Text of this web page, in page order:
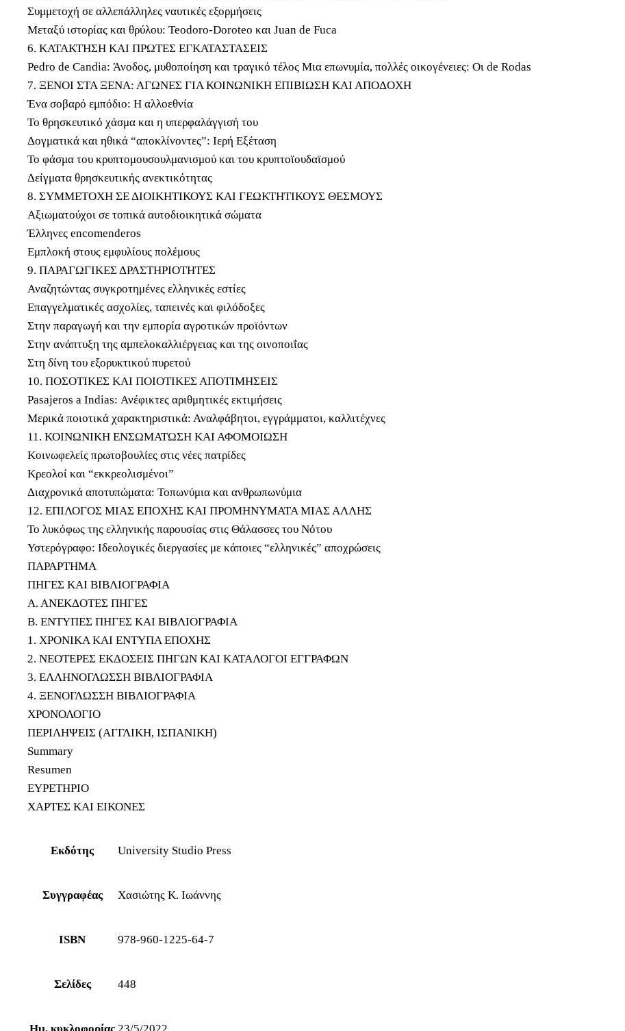
Συμμετοχή σε αλλεπάλληλες ναυτικές εξορμήσεις
Μεταξύ ιστορίας και θρύλου: Teodoro-Doroteo και Juan de Fuca
6. ΚΑΤΑΚΤΗΣΗ ΚΑΙ ΠΡΩΤΕΣ ΕΓΚΑΤΑΣΤΑΣΕΙΣ
Pedro de Candia: Άνοδος, μυθοποίηση και τραγικό τέλος Μια επωνυμία, πολλές οικογένειες: Οι de Rodas
7. ΞΕΝΟΙ ΣΤΑ ΞΕΝΑ: ΑΓΩΝΕΣ ΓΙΑ ΚΟΙΝΩΝΙΚΗ ΕΠΙΒΙΩΣΗ ΚΑΙ ΑΠΟΔΟΧΗ
Ένα σοβαρό εμπόδιο: Η αλλοεθνία
Το θρησκευτικό χάσμα και η υπερφαλάγγισή του
Δογματικά και ηθικά “αποκλίνοντες”: Ιερή Εξέταση
Το φάσμα του κρυπτομουσουλμανισμού και του κρυπτοϊουδαϊσμού
Δείγματα θρησκευτικής ανεκτικότητας
8. ΣΥΜΜΕΤΟΧΗ ΣΕ ΔΙΟΙΚΗΤΙΚΟΥΣ ΚΑΙ ΓΕΩΚΤΗΤΙΚΟΥΣ ΘΕΣΜΟΥΣ
Αξιωματούχοι σε τοπικά αυτοδιοικητικά σώματα
Έλληνες encomenderos
Εμπλοκή στους εμφυλίους πολέμους
9. ΠΑΡΑΓΩΓΙΚΕΣ ΔΡΑΣΤΗΡΙΟΤΗΤΕΣ
Αναζητώντας συγκροτημένες ελληνικές εστίες
Επαγγελματικές ασχολίες, ταπεινές και φιλόδοξες
Στην παραγωγή και την εμπορία αγροτικών προϊόντων
Στην ανάπτυξη της αμπελοκαλλιέργειας και της οινοποιΐας
Στη δίνη του εξορυκτικού πυρετού
10. ΠΟΣΟΤΙΚΕΣ ΚΑΙ ΠΟΙΟΤΙΚΕΣ ΑΠΟΤΙΜΗΣΕΙΣ
Pasajeros a Indias: Ανέφικτες αριθμητικές εκτιμήσεις
Μερικά ποιοτικά χαρακτηριστικά: Αναλφάβητοι, εγγράμματοι, καλλιτέχνες
11. ΚΟΙΝΩΝΙΚΗ ΕΝΣΩΜΑΤΩΣΗ ΚΑΙ ΑΦΟΜΟΙΩΣΗ
Κοινωφελείς πρωτοβουλίες στις νέες πατρίδες
Κρεολοί και “εκκρεολισμένοι”
Διαχρονικά αποτυπώματα: Τοπωνύμια και ανθρωπωνύμια
12. ΕΠΙΛΟΓΟΣ ΜΙΑΣ ΕΠΟΧΗΣ ΚΑΙ ΠΡΟΜΗΝΥΜΑΤΑ ΜΙΑΣ ΑΛΛΗΣ
Το λυκόφως της ελληνικής παρουσίας στις Θάλασσες του Νότου
Υστερόγραφο: Ιδεολογικές διεργασίες με κάποιες “ελληνικές” αποχρώσεις
ΠΑΡΑΡΤΗΜΑ
ΠΗΓΕΣ ΚΑΙ ΒΙΒΛΙΟΓΡΑΦΙΑ
Α. ΑΝΕΚΔΟΤΕΣ ΠΗΓΕΣ
Β. ΕΝΤΥΠΕΣ ΠΗΓΕΣ ΚΑΙ ΒΙΒΛΙΟΓΡΑΦΙΑ
1. ΧΡΟΝΙΚΑ ΚΑΙ ΕΝΤΥΠΑ ΕΠΟΧΗΣ
2. ΝΕΟΤΕΡΕΣ ΕΚΔΟΣΕΙΣ ΠΗΓΩΝ ΚΑΙ ΚΑΤΑΛΟΓΟΙ ΕΓΓΡΑΦΩΝ
3. ΕΛΛΗΝΟΓΛΩΣΣΗ ΒΙΒΛΙΟΓΡΑΦΙΑ
4. ΞΕΝΟΓΛΩΣΣΗ ΒΙΒΛΙΟΓΡΑΦΙΑ
ΧΡΟΝΟΛΟΓΙΟ
ΠΕΡΙΛΗΨΕΙΣ (ΑΓΓΛΙΚΗ, ΙΣΠΑΝΙΚΗ)
Summary
Resumen
ΕΥΡΕΤΗΡΙΟ
ΧΑΡΤΕΣ ΚΑΙ ΕΙΚΟΝΕΣ
Εκδότης University Studio Press
Συγγραφέας Χασιώτης Κ. Ιωάννης
ISBN 978-960-1225-64-7
Σελίδες 448
Ημ. κυκλοφορίας 23/5/2022